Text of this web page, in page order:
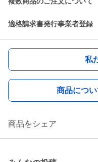
適格請求書発行事業者登録
私
商品につ
商品をシェア